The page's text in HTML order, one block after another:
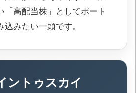
「高配当株」としてポート
込みたい一頭です。
ントゥスカイ